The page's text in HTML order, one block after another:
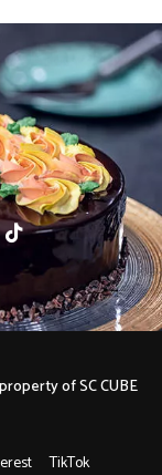
TikTok
of SC CUBE